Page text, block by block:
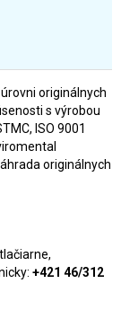
originálnych
s výrobou
ISO 9001
originálnych
+421 46/312